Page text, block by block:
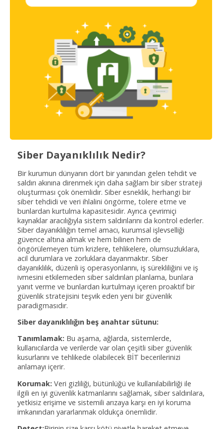
Siber Dayanıklılık Nedir?
Bir kurumun dünyanın dört bir yanından gelen tehdit ve
saldırı akınına direnmek için daha sağlam bir siber strateji
oluşturması çok önemlidir. Siber esneklik, herhangi bir
siber tehdidi ve veri ihlalini öngörme, tolere etme ve
bunlardan kurtulma kapasitesidir. Ayrıca çevrimiçi
kaynaklar aracılığıyla sistem saldırılarını da kontrol ederler.
Siber dayanıklılığın temel amacı, kurumsal işlevselliği
güvence altına almak ve hem bilinen hem de
öngörülemeyen tüm krizlere, tehlikelere, olumsuzluklara,
acil durumlara ve zorluklara dayanmaktır. Siber
dayanıklılık, düzenli iş operasyonlarını, iş sürekliliğini ve iş
ivmesini etkilemeden siber saldırıları planlama, bunlara
yanıt verme ve bunlardan kurtulmayı içeren proaktif bir
güvenlik stratejisini teşvik eden yeni bir güvenlik
paradigmasıdır.
Siber dayanıklılığın beş anahtar sütunu:
Tanımlamak: Bu aşama, ağlarda, sistemlerde,
kullanıcılarda ve verilerde var olan çeşitli siber güvenlik
kusurlarını ve tehlikede olabilecek BİT becerilerinizi
anlamayı içerir.
Korumak: Veri gizliliği, bütünlüğü ve kullanılabilirliği ile
ilgili en iyi güvenlik katmanlarını sağlamak, siber saldırılara,
yetkisiz erişime ve sistemili arızaya karşı en iyi koruma
imkanından yararlanmak oldukça önemlidir.